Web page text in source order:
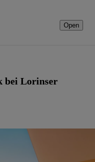
Open
bei Lorinser